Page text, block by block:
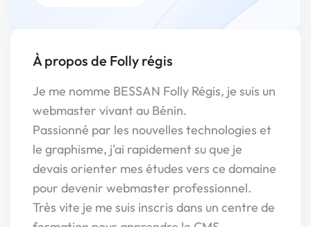
À propos de Folly régis
Je me nomme BESSAN Folly Régis, je suis un
webmaster vivant au Bénin.
Passionné par les nouvelles technologies et
le graphisme, j'ai rapidement su que je
devais orienter mes études vers ce domaine
pour devenir webmaster professionnel.
Très vite je me suis inscris dans un centre de